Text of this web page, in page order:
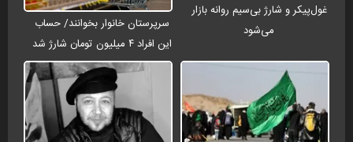
غول‌پیکر و شارژ بی‌سیم روانه بازار
می‌شود
سرپرستان خانوار بخوانند/ حساب
این افراد ۴ میلیون تومان شارژ شد